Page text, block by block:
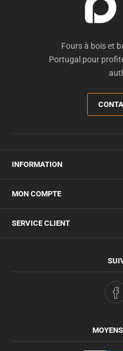
Fours à bois et
Portugal pour
INFORMATION
MON COMPTE
SERVICE CLIENT